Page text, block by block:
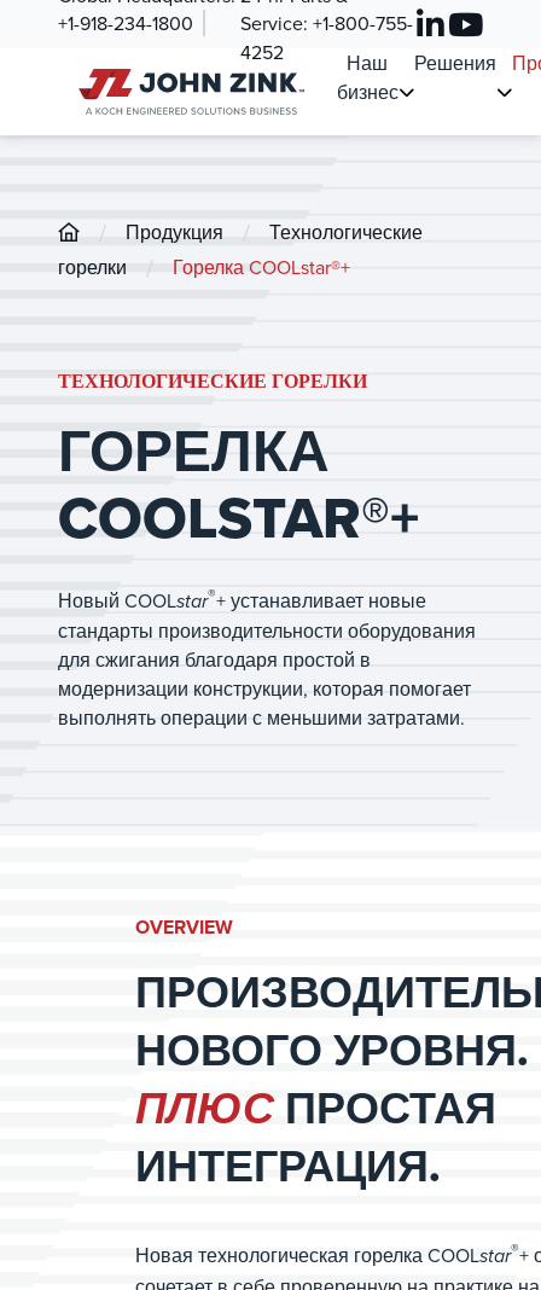
+1-918-234-1800
Service: +1-800-755-
4252
Наш
бизнес
Решения
/ Продукция /
Технологические
горелки
/ Горелка COOLstar®+
ТЕХНОЛОГИЧЕСКИЕ ГОРЕЛКИ
ГОРЕЛКА
COOLSTAR®+
Новый COOLstar®+ устанавливает новые
стандарты производительности оборудования
для сжигания благодаря простой в
модернизации конструкции, которая помогает
выполнять операции с меньшими затратами.
OVERVIEW
НОВОГО УРОВНЯ.
ПЛЮСПРОСТАЯ
ИНТЕГРАЦИЯ.
Новая технологическая горелка COOLstar®+